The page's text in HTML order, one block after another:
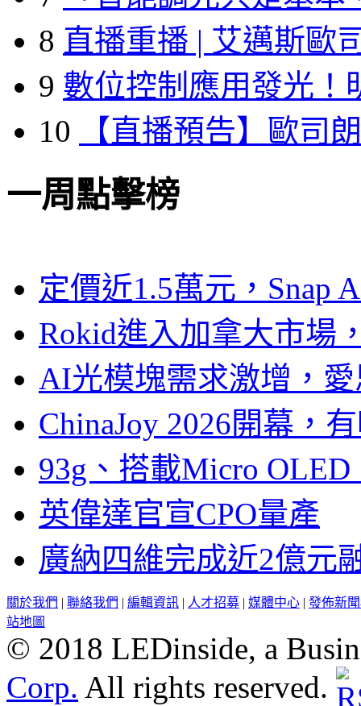
8 直播重播 | 艾邁斯歐
9 數位控制應用發光！
10
【直播預告】歐司
一周點擊榜
定價近1.5萬元，Snap
Rokid進入加拿大市場
AI光模塊需求激增，
ChinaJoy 2026開幕，
93g、搭載Micro
英偉達官宣CPO量產
廣納四維完成近2億元
關於我們 | 聯絡我們 | 編輯資訊 | 人才招募 | 媒體中心 | 發佈新
站地圖
© 2018 LEDinside, a
Corp. All rights reserved.